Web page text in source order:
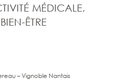
MÉDICALE,
ÊTRE
– Vignoble Nantais